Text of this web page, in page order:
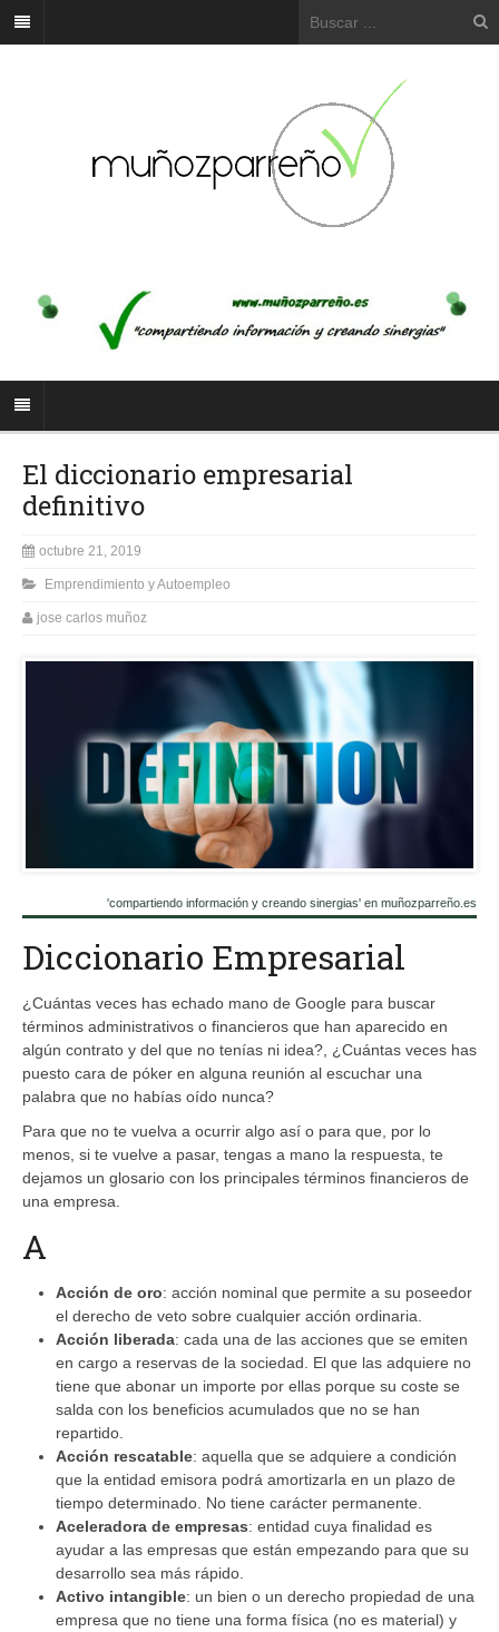
El diccionario empresarial
definitivo
octubre 21, 2019
Emprendimiento y Autoempleo
jose carlos muñoz
'compartiendo información y creando sinergias' en muñozparreño.es
Diccionario Empresarial
¿Cuántas veces has echado mano de Google para buscar
términos administrativos o financieros que han aparecido en
algún contrato y del que no tenías ni idea?, ¿Cuántas veces has
puesto cara de póker en alguna reunión al escuchar una
palabra que no habías oído nunca?
Para que no te vuelva a ocurrir algo así o para que, por lo
menos, si te vuelve a pasar, tengas a mano la respuesta, te
dejamos un glosario con los principales términos financieros de
una empresa.
A
Acción de oro: acción nominal que permite a su poseedor
el derecho de veto sobre cualquier acción ordinaria.
Acción liberada: cada una de las acciones que se emiten
en cargo a reservas de la sociedad. El que las adquiere no
tiene que abonar un importe por ellas porque su coste se
salda con los beneficios acumulados que no se han
repartido.
Acción rescatable: aquella que se adquiere a condición
que la entidad emisora podrá amortizarla en un plazo de
tiempo determinado. No tiene carácter permanente.
Aceleradora de empresas: entidad cuya finalidad es
ayudar a las empresas que están empezando para que su
desarrollo sea más rápido.
Activo intangible: un bien o un derecho propiedad de una
empresa que no tiene una forma física (no es material) y